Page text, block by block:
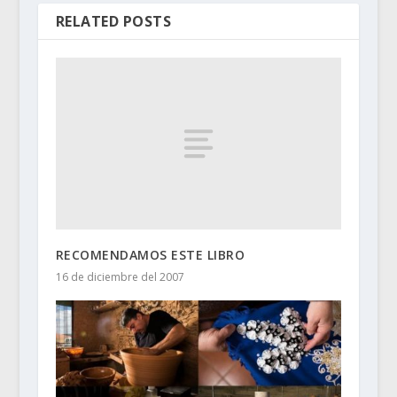
RELATED POSTS
RECOMENDAMOS ESTE LIBRO
16 de diciembre del 2007